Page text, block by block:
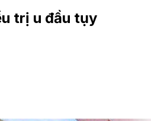
trị u đầu tụy